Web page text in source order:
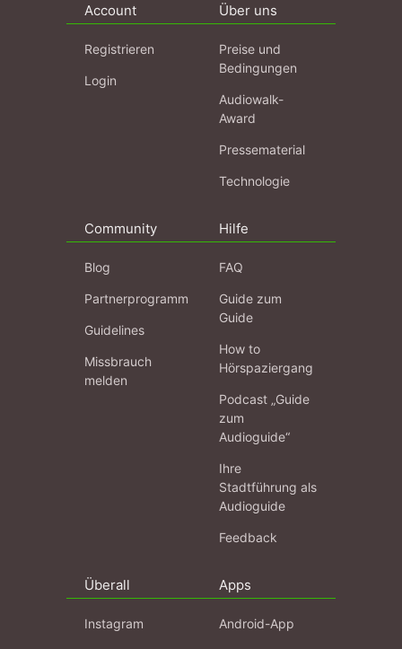
Account
Registrieren
Login
Über uns
Preise und
Bedingungen
Audiowalk-
Award
Pressematerial
Technologie
Community
Blog
Partnerprogramm
Guidelines
Missbrauch
melden
Hilfe
FAQ
Guide zum
Guide
How to
Hörspaziergang
Podcast „Guide
zum
Audioguide“
Ihre
Stadtführung als
Audioguide
Feedback
Überall
Instagram
Apps
Android-App